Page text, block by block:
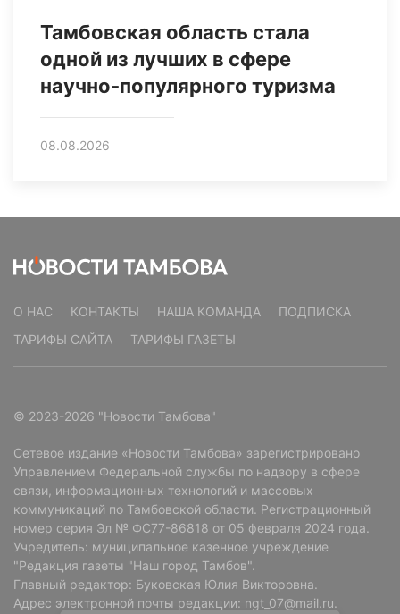
Тамбовская область стала
одной из лучших в сфере
научно-популярного туризма
08.08.2026
О НАС КОНТАКТЫ НАША КОМАНДА
ПОДПИСКА
ТАРИФЫ САЙТА
ТАРИФЫ ГАЗЕТЫ
© 2023-2026 "Новости Тамбова"
Сетевое издание «Новости Тамбова» зарегистрировано
Управлением Федеральной службы по надзору в сфере
связи, информационных технологий и массовых
коммуникаций по Тамбовской области. Регистрационный
номер серия Эл № ФС77-86818 от 05 февраля 2024 года.
Учредитель: муниципальное казенное учреждение
"Редакция газеты "Наш город Тамбов".
Главный редактор: Буковская Юлия Викторовна.
Адрес электронной почты редакции: ngt_07@mail.ru.